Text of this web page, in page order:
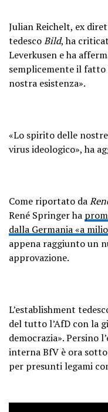
Julian Reichelt, ex
tedescoBild, ha
Leverkusen e ha
semplicemente il
nostra esistenza».
«Lo spirito delle
virus ideologico», ha
Come riportato da
René Springer ha
dalla Germania «a
appena raggiunto un
approvazione.
L’establishment
del tutto l’AfD con la
democrazia». Persino
interna BfV è ora sotto
per presunti legami